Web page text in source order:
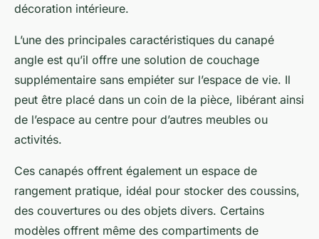
décoration intérieure.
L’une des principales caractéristiques du canapé
angle est qu’il offre une solution de couchage
supplémentaire sans empiéter sur l’espace de vie. Il
peut être placé dans un coin de la pièce, libérant ainsi
de l’espace au centre pour d’autres meubles ou
activités.
Ces canapés offrent également un espace de
rangement pratique, idéal pour stocker des coussins,
des couvertures ou des objets divers. Certains
modèles offrent même des compartiments de